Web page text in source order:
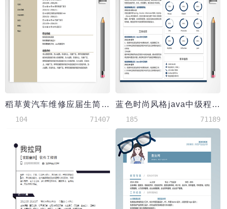
稻草黄汽车维修应届生简历
104 71407
蓝色时尚风格java中级程序员简历
185 71189